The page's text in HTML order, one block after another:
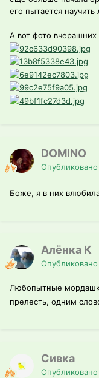
его пытается научить
А вот фото вчерашних
DOMINO
Опубликовано
Боже, я в них
Алёнка К
Опубликовано
Любопытные
прелесть, одним
Сивка
Опубликовано